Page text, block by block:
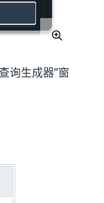
询生成器”窗